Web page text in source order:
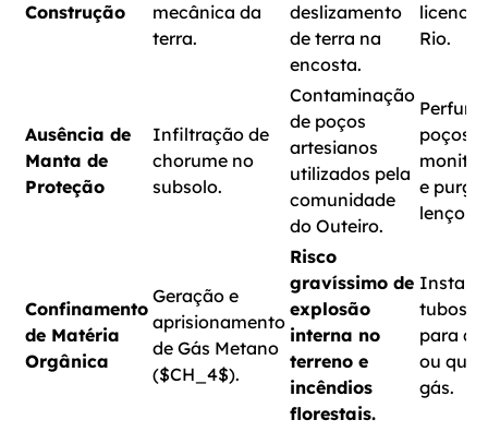
Construção
mecânica da
terra.
deslizamento
de terra na
encosta.
Rio.
Ausência de
Manta de
Proteção
Infiltração de
chorume no
subsolo.
Contaminação
de poços
artesianos
utilizados pela
comunidade
do Outeiro.
poços
e purga
lençol
Confinamento
de Matéria
Orgânica
Geração e
aprisionamento
de Gás Metano
($CH_4$).
Risco
gravíssimo de
explosão
interna no
terreno e
incêndios
florestais.
tubos
para
ou
gás.